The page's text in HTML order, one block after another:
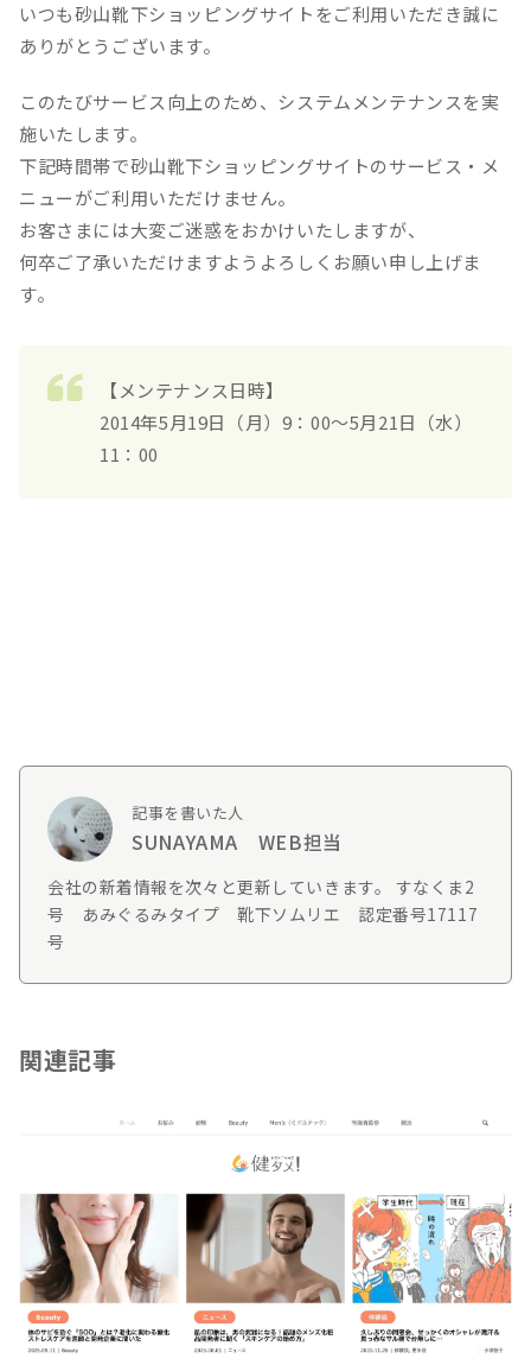
いつも砂山靴下ショッピングサイトをご利用いただき誠に
ありがとうございます。
このたびサービス向上のため、システムメンテナンスを実
施いたします。
下記時間帯で砂山靴下ショッピングサイトのサービス・メ
ニューがご利用いただけません。
お客さまには大変ご迷惑をおかけいたしますが、
何卒ご了承いただけますようよろしくお願い申し上げま
す。
【メンテナンス日時】
2014年5月19日（月）9：00～5月21日（水）
11：00
記事を書いた人
SUNAYAMA WEB担当
会社の新着情報を次々と更新していきます。 すなくま2
号 あみぐるみタイプ 靴下ソムリエ 認定番号17117
号
関連記事